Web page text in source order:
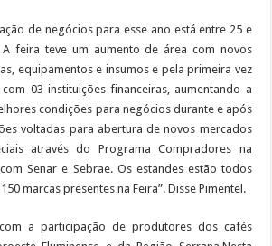
de negócios para esse ano está entre 25 e
feira teve um aumento de área com novos
equipamentos e insumos e pela primeira vez
03 instituições financeiras, aumentando a
condições para negócios durante e após
voltadas para abertura de novos mercados
através do Programa Compradores na
Senar e Sebrae. Os estandes estão todos
marcas presentes na Feira”. Disse Pimentel.
a participação de produtores dos cafés